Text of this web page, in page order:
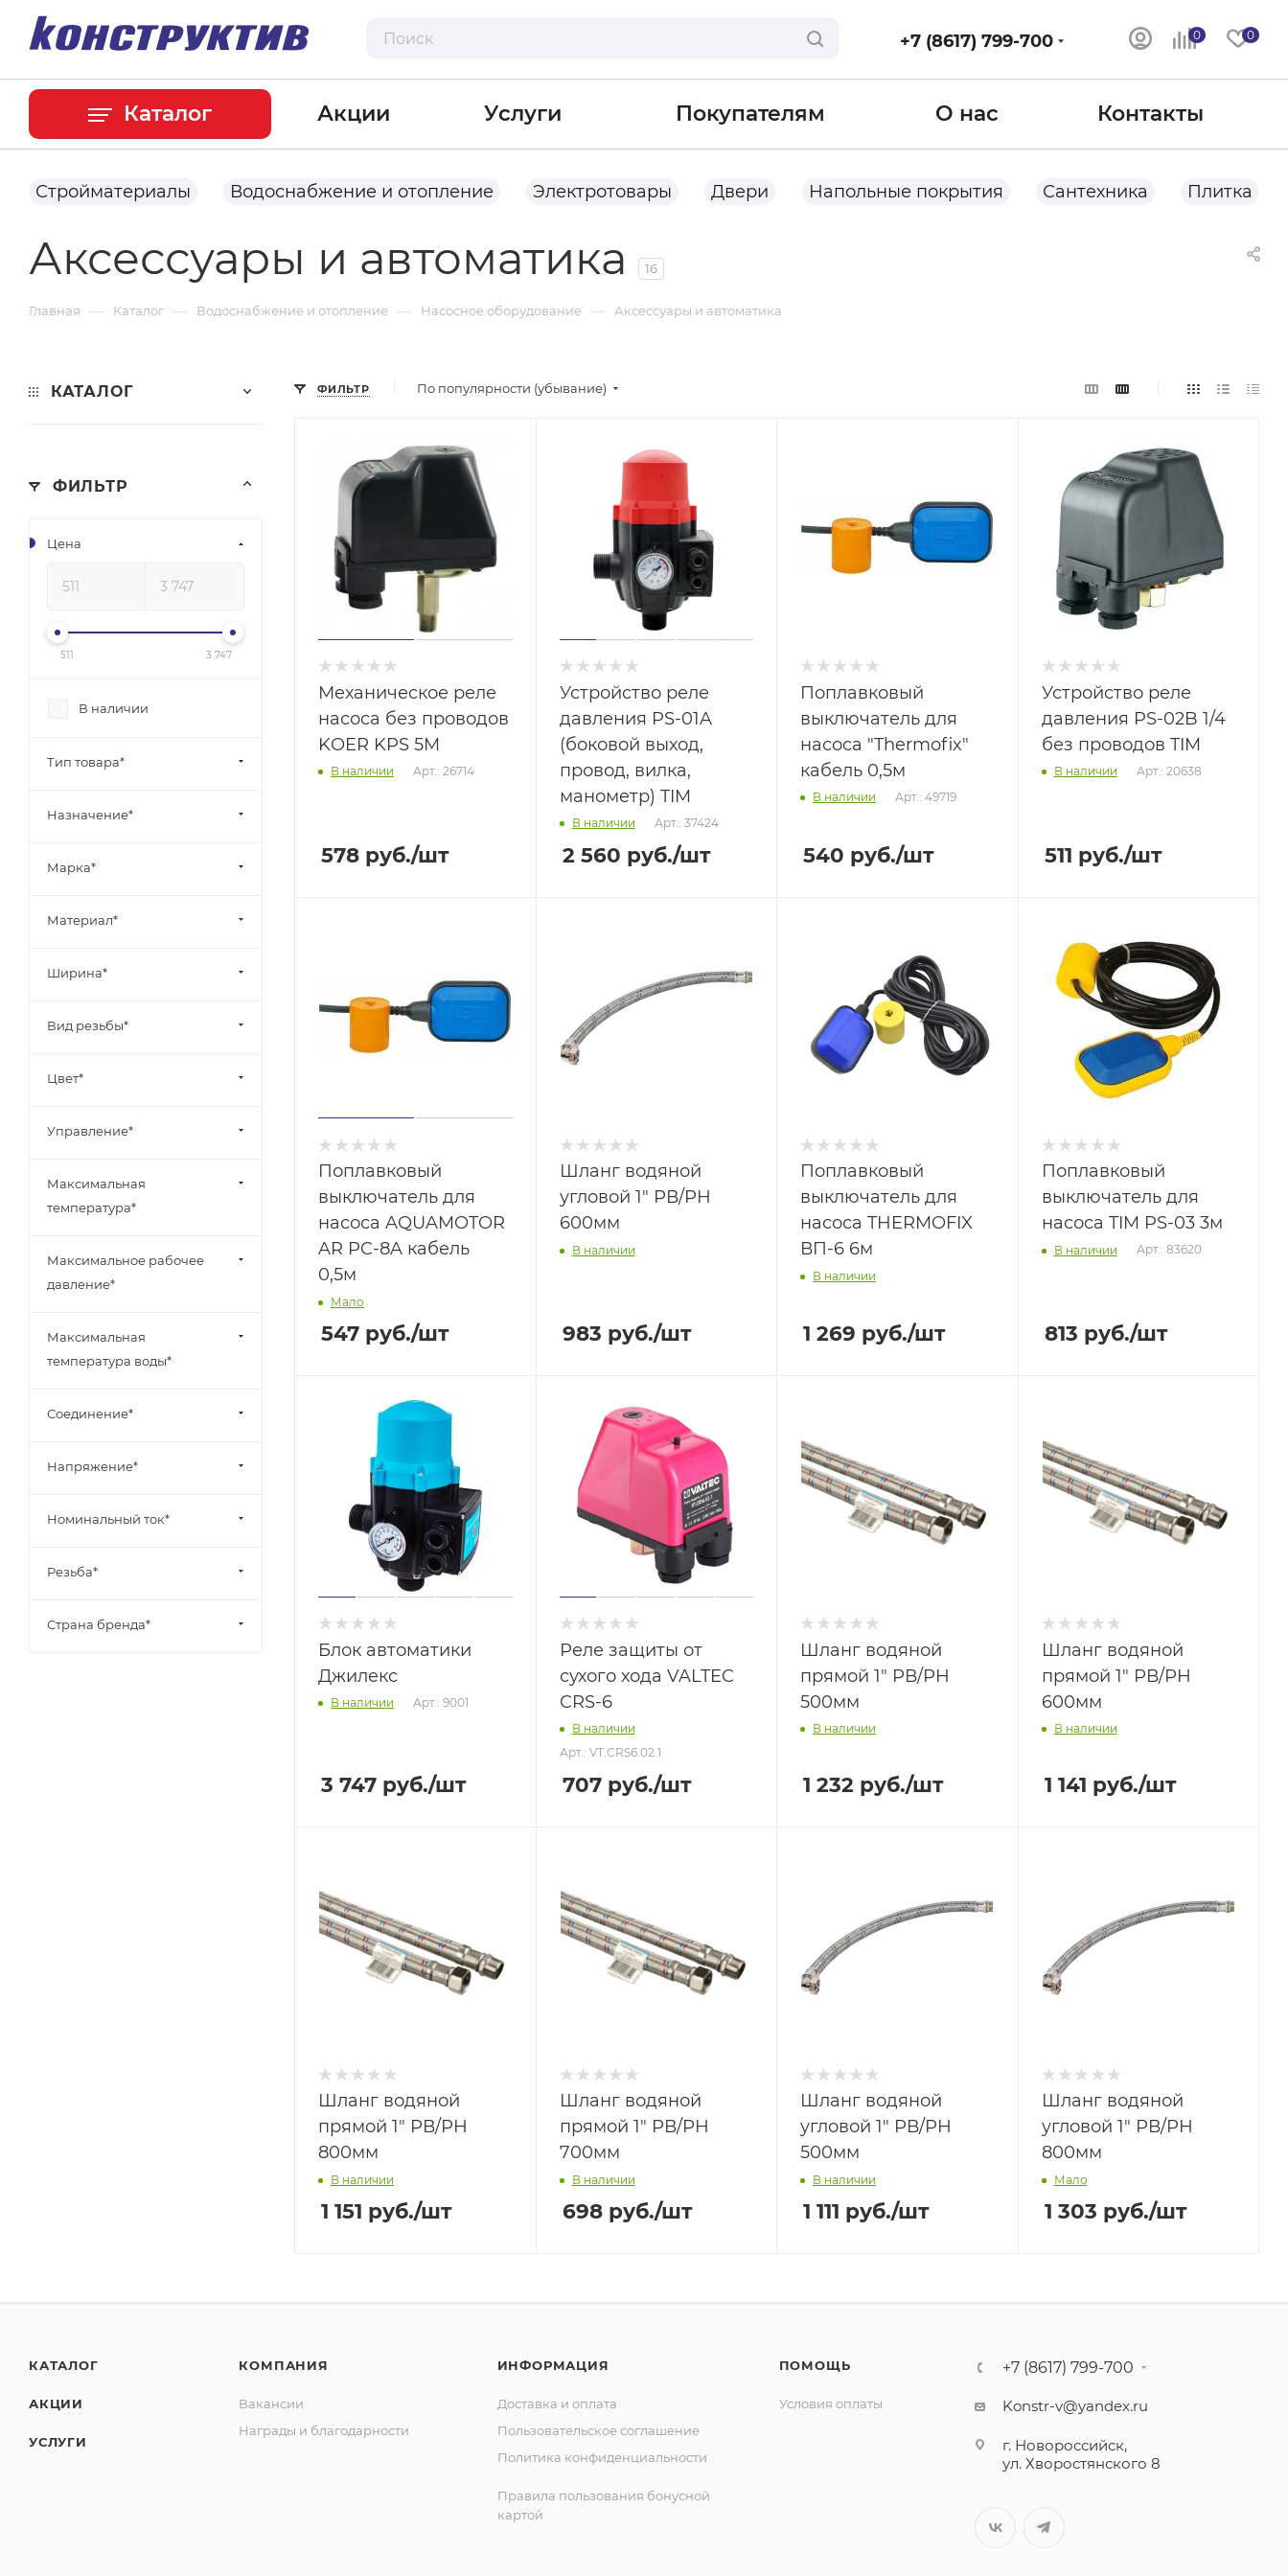
0 0
+7 (8617) 799-700
Каталог Акции Услуги Покупателям О нас Контакты
Стройматериалы Водоснабжение и отопление Электротовары Двери Напольные покрытия Сантехника Плитка
Аксессуары и автоматика 16
Главная — Каталог — Водоснабжение и отопление — Насосное оборудование — Аксессуары и автоматика
ФИЛЬТР По популярности (убывание)
Механическое реле
насоса без проводов
KOER KPS 5M
В наличии Арт.: 26714
578 руб./шт
Устройство реле
давления PS-01A
(боковой выход,
провод, вилка,
манометр) TIM
В наличии Арт.: 37424
2 560 руб./шт
Поплавковый
выключатель для
насоса "Thermofix"
кабель 0,5м
В наличии Арт.: 49719
540 руб./шт
Устройство реле
давления PS-02B 1/4
без проводов TIM
В наличии Арт.: 20638
511 руб./шт
Поплавковый
выключатель для
насоса AQUAMOTOR
AR PC-8A кабель
0,5м
Мало
547 руб./шт
Шланг водяной
угловой 1" РВ/РН
600мм
В наличии
983 руб./шт
Поплавковый
выключатель для
насоса THERMOFIX
ВП-6 6м
В наличии
1 269 руб./шт
Поплавковый
выключатель для
насоса TIM PS-03 3м
В наличии Арт.: 83620
813 руб./шт
Блок автоматики
Джилекс
В наличии Арт.: 9001
3 747 руб./шт
Реле защиты от
сухого хода VALTEC
CRS-6
В наличии
Арт.: VT.CRS6.02.1
707руб./шт
Шланг водяной
прямой 1" РВ/РН
500мм
В наличии
1 232 руб./шт
Шланг водяной
прямой 1" РВ/РН
600мм
В наличии
1 141 руб./шт
Шланг водяной
прямой 1" РВ/РН
800мм
В наличии
1 151 руб./шт
Шланг водяной
прямой 1" РВ/РН
700мм
В наличии
698руб./шт
Шланг водяной
угловой 1" РВ/РН
500мм
В наличии
1 111 руб./шт
Шланг водяной
угловой 1" РВ/РН
800мм
Мало
1 303 руб./шт
КАТАЛОГ
ФИЛЬТР
Цена
511 3 747
В наличии
Тип товара*
Назначение*
Марка*
Материал*
Ширина*
Вид резьбы*
Цвет*
Управление*
Максимальная
температура*
Максимальное рабочее
давление*
Максимальная
температура воды*
Соединение*
Напряжение*
Номинальный ток*
Резьба*
Страна бренда*
КАТАЛОГ
АКЦИИ
УСЛУГИ
КОМПАНИЯ
Вакансии
Награды и благодарности
ИНФОРМАЦИЯ
Доставка и оплата
Пользовательское соглашение
Политика конфиденциальности
Правила пользования бонусной
картой
ПОМОЩЬ
Условия оплаты
+7 (8617) 799-700
Konstr-v@yandex.ru
г. Новороссийск,
ул. Хворостянского 8